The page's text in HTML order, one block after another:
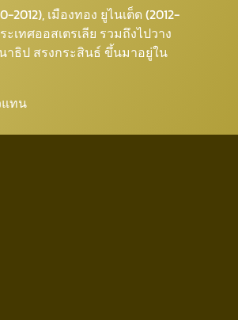
เมืองทอง ยูไนเต็ด (2012-
ทศออสเตรเลีย รวมถึงไปวาง
าธิป สรงกระสินธ์ ขึ้นมาอยู่ใน
แทน